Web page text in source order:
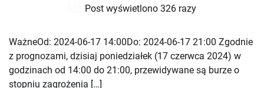
Post wyświetlono 326 razy
WażneOd: 2024-06-17 14:00Do: 2024-06-17 21:00 Zgodnie
z prognozami, dzisiaj poniedziałek (17 czerwca 2024) w
godzinach od 14:00 do 21:00, przewidywane są burze o
stopniu zagrożenia […]